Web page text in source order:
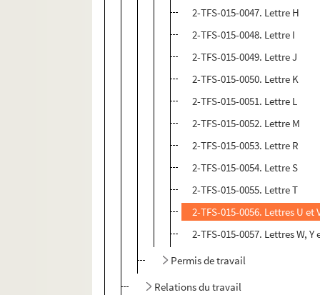
2-TFS-015-0047. Lettre H
2-TFS-015-0048. Lettre I
2-TFS-015-0049. Lettre J
2-TFS-015-0050. Lettre K
2-TFS-015-0051. Lettre L
2-TFS-015-0052. Lettre M
2-TFS-015-0053. Lettre R
2-TFS-015-0054. Lettre S
2-TFS-015-0055. Lettre T
2-TFS-015-0056. Lettres U et
2-TFS-015-0057. Lettres W, Y
Permis de travail
Relations du travail